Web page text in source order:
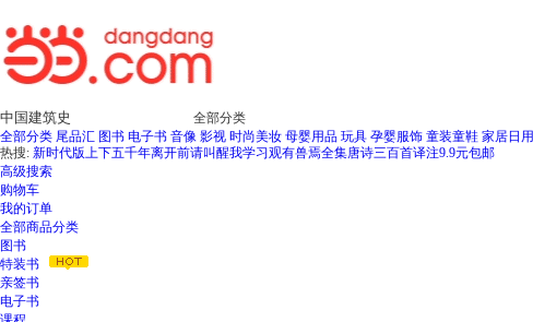
全部分类
全部分类 尾品汇 图书 电子书 音像 影视 时尚美妆 母婴用品 玩具 孕婴服饰 童装童鞋 家居日用
热搜: 新时代版上下五千年离开前请叫醒我学习观有兽焉全集唐诗三百首译注9.9元包邮
高级搜索
购物车
我的订单
全部商品分类
图书
特装书
亲签书
电子书
窗
口
打
开
障
碍
说
明
页
面,
按
Ctrl
加
波
浪